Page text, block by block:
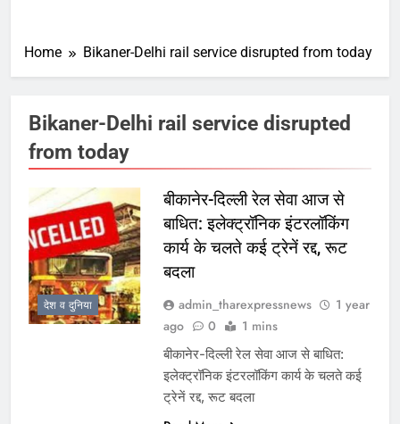
Home Bikaner-Delhi rail service disrupted from today
Bikaner-Delhi rail service disrupted
from today
देश व दुनिया
बीकानेर-दिल्ली रेल सेवा आज से
बाधित: इलेक्ट्रॉनिक इंटरलॉकिंग
कार्य के चलते कई ट्रेनें रद्द, रूट
बदला
admin_tharexpressnews
1 year
ago
0 1 mins
बीकानेर-दिल्ली रेल सेवा आज से बाधित:
इलेक्ट्रॉनिक इंटरलॉकिंग कार्य के चलते कई
ट्रेनें रद्द, रूट बदला